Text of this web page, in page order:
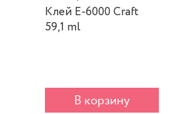
Клей E-6000 Craft
59,1 ml
В корзину